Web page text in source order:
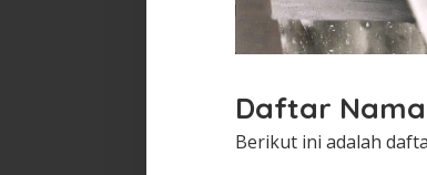
Daftar
Berikut ini adalah